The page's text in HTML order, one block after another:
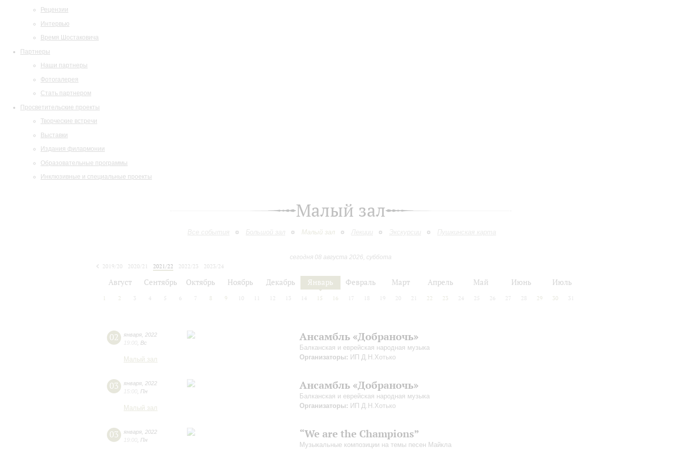
Рецензии
Интервью
Время Шостаковича
Партнеры
Наши партнеры
Фотогалерея
Стать партнером
Просветительские проекты
Творческие встречи
Выставки
Издания филармонии
Образовательные программы
Инклюзивные и специальные проекты
Малый зал
Все события Большой зал Малый зал Лекции Экскурсии Пушкинская карта
сегодня 08 августа 2026, суббота
2019/20
2020/21 2021/22 2022/23
2023/24
Август Сентябрь Октябрь Ноябрь Декабрь Январь Февраль Март Апрель Май Июнь Июль
1 2 3 4 5 6 7 8 9 10 12 13 14 15 16 17 18 19 20 21 22 23 24 25 26 27 28 29 30 31
02 января 2022
19:00 Вс
Малый зал
Ансамбль «Добраночь»
Балканская и еврейская народная музыка
Организаторы: ИП Д.Н.Хотько
03 января 2022
15:00 Пн
Малый зал
Ансамбль «Добраночь»
Балканская и еврейская народная музыка
Организаторы: ИП Д.Н.Хотько
03 января 2022
19:00 Пн “We are the Champions”
Музыкальные композиции на темы песен Майкла